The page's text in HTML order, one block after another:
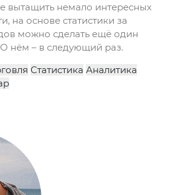
вытащить немало интересных
на основе статистики за
можно сделать ещё один
О нём – в следующий раз.
Статистика Аналитика